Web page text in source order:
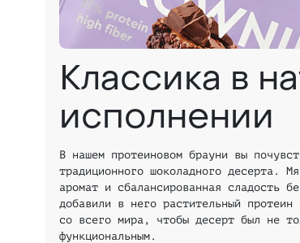
Классика в
исполнении
В нашем протеиновом брауни вы
традиционного шоколадного десерта.
аромат и сбалансированная сладость
добавили в него растительный протеин
со всего мира, чтобы десерт был не
функциональным.